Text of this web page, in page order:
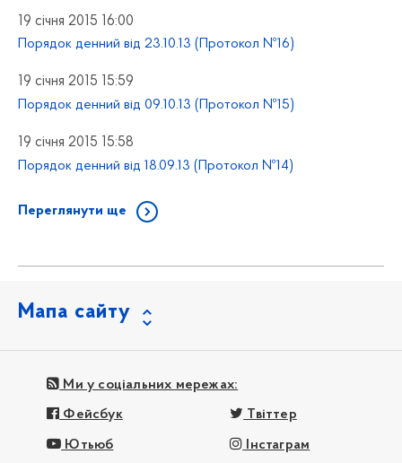
19 січня 2015 16:00
Порядок денний від 23.10.13 (Протокол №16)
19 січня 2015 15:59
Порядок денний від 09.10.13 (Протокол №15)
19 січня 2015 15:58
Порядок денний від 18.09.13 (Протокол №14)
Переглянути ще
Мапа сайту
Ми у соціальних мережах:
Фейсбук Твіттер
Ютьюб Інстаграм